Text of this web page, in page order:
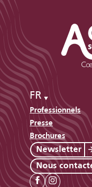
FR
Professionnels
Presse
Brochures
Newsletter
Nous